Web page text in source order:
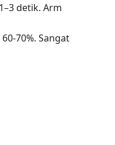
detik. Arm
70%. Sangat